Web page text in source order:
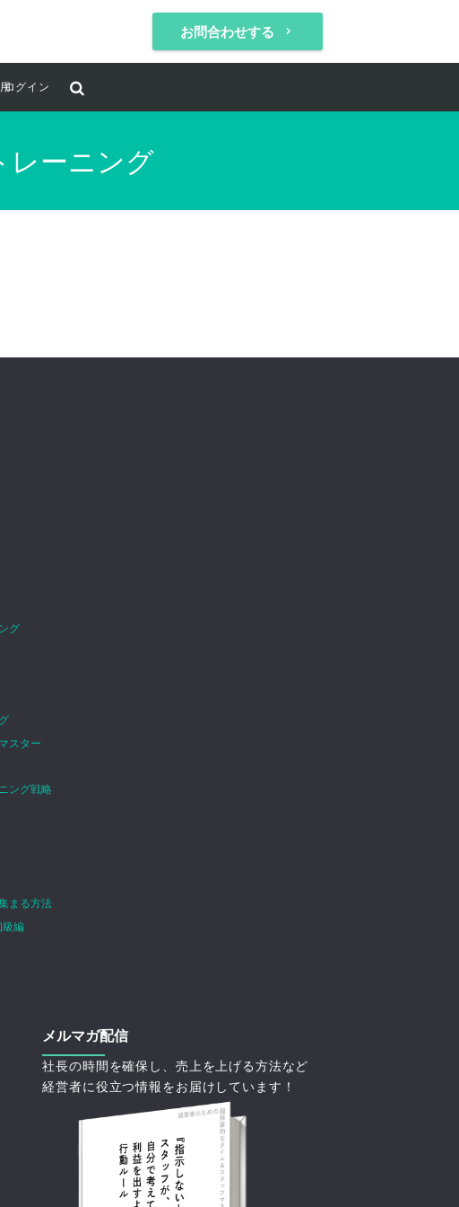
お問合わせする keyboard_arrow_right
ログイン
レーニング
グ
スター
ング戦略
まる方法
級編
メルマガ配信
社長の時間を確保し、売上を上げる方法など
経営者に役立つ情報をお届けしています！